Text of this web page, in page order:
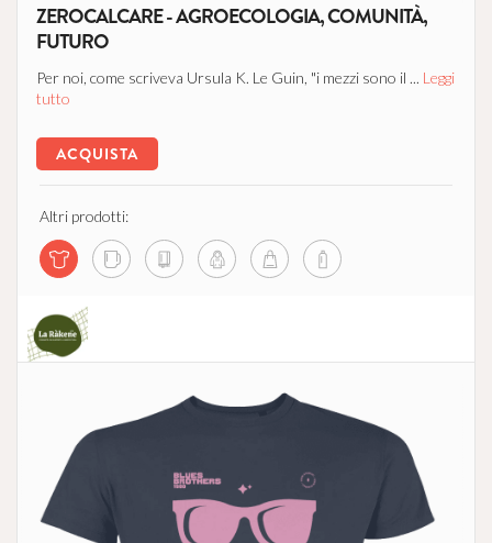
ZEROCALCARE - AGROECOLOGIA, COMUNITÀ,
FUTURO
Per noi, come scriveva Ursula K. Le Guin, "i mezzi sono il ... Leggi
tutto
ACQUISTA
Altri prodotti: